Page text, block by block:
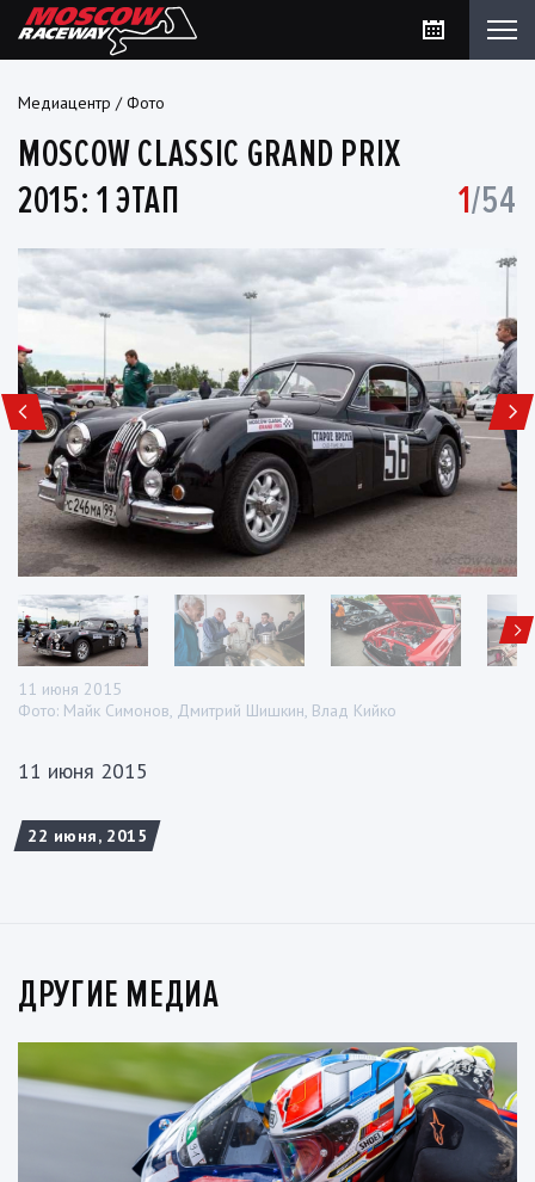
Медиацентр /Фото
MOSCOW CLASSIC GRAND PRIX
2015: 1 ЭТАП
1/54
11 июня 2015
Фото: Майк Симонов, Дмитрий Шишкин, Влад Кийко
11 июня 2015
22 июня, 2015
ДРУГИЕ МЕДИА